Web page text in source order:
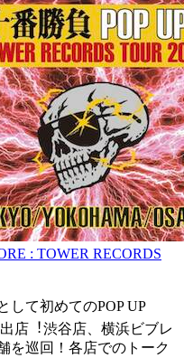
: TOWER RECORDS
して初めてのPOP UP
店︕渋⾕店、横浜ビブレ
を巡回！各店でのトーク